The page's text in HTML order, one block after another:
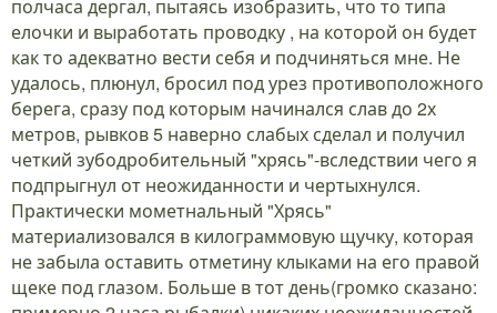
полчаса дергал, пытаясь изобразить, что то типа
елочки и выработать проводку , на которой он будет
как то адекватно вести себя и подчиняться мне. Не
удалось, плюнул, бросил под урез противоположного
берега, сразу под которым начинался слав до 2х
метров, рывков 5 наверно слабых сделал и получил
четкий зубодробительный "хрясь"-вследствии чего я
подпрыгнул от неожиданности и чертыхнулся.
Практически мометнальный "Хрясь"
материализовался в килограммовую щучку, которая
не забыла оставить отметину клыками на его правой
щеке под глазом. Больше в тот день(громко сказано: